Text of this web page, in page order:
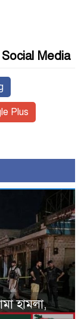
Media
Plus
হামলা,